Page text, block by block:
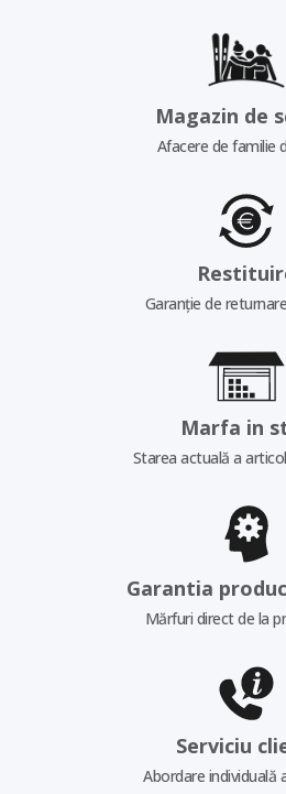
Magazin de
Afacere de familie
Garanție de
Marfa in
Starea actuală a
Garantia
Mărfuri direct de la
Serviciu
Abordare individuală